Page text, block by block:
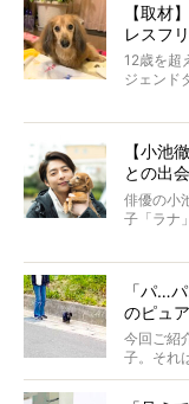
代の犬
というの
それを効
こでわた
『Ta-Ta(
愛犬家
ータ)。
か届き
【取材
レスフ
12歳を超
ジェンド
オーナ
く」と
育てられ
たという
【小池
との出
れてー
俳優の小
子「ラナ
ラナは
と顔を
ケメン
からプレ
してくれ
「パ…
のピュ
今回ご紹
子。それ
戸惑って